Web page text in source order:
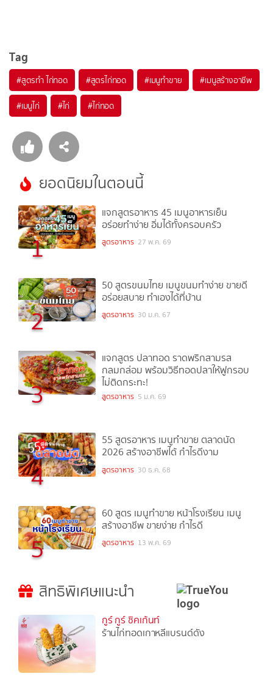
Tag
#สูตรทำ ไก่ทอด #สูตรไก่ทอด #เมนูทำขาย #เมนูสร้างอาชีพ
#เมนูไก่ #ไก่ #ไก่ทอด
ยอดนิยมในตอนนี้
1
แจกสูตรอาหาร 45 เมนูอาหารเย็น
อร่อยทำง่าย อิ่มได้ทั้งครอบครัว
สูตรอาหาร 27 พ.ค. 69
2
50 สูตรขนมไทย เมนูขนมทำง่าย ขายดี
อร่อยสบาย ทำเองได้ที่บ้าน
สูตรอาหาร 30 ม.ค. 67
3
แจกสูตร ปลาทอด ราดพริกสามรส
กลมกล่อม พร้อมวิธีทอดปลาให้ฟูกรอบ
ไม่ติดกระทะ!
สูตรอาหาร 5 ม.ค. 69
4
55 สูตรอาหาร เมนูทำขาย ตลาดนัด
2026 สร้างอาชีพได้ กำไรดีงาม
สูตรอาหาร 30 ธ.ค. 68
5
60 สูตร เมนูทำขาย หน้าโรงเรียน เมนู
สร้างอาชีพ ขายง่าย กำไรดี
สูตรอาหาร 13 พ.ค. 69
สิทธิพิเศษแนะนำ
กูร์ กูร์ ชิคเก้นท์
ร้านไก่ทอดเกาหลีแบรนด์ดัง